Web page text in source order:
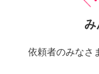
み
依頼者のみなさ